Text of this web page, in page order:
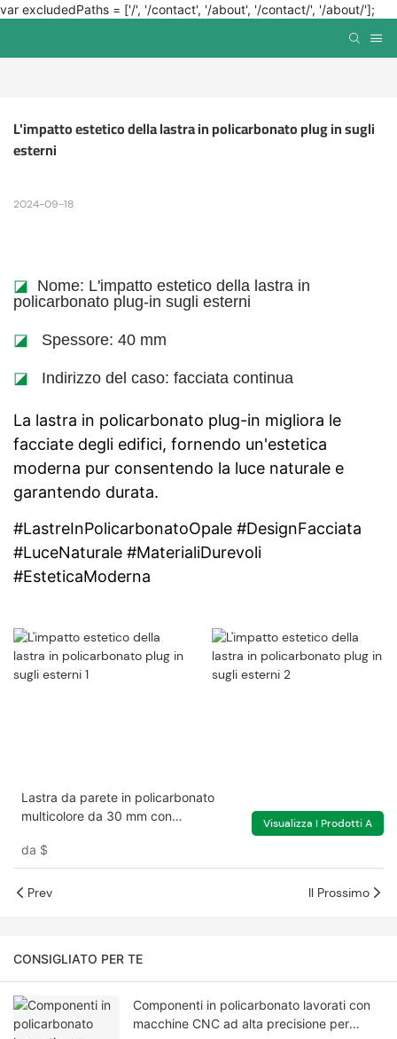
var excludedPaths = ['/', '/contact', '/about', '/contact/', '/about/'];
L'impatto estetico della lastra in policarbonato plug in sugli
esterni
2024-09-18
◪ Nome: L'impatto estetico della lastra in
policarbonato plug-in sugli esterni
◪ Spessore: 40 mm
◪ Indirizzo del caso: facciata continua
La lastra in policarbonato plug-in migliora le
facciate degli edifici, fornendo un'estetica
moderna pur consentendo la luce naturale e
garantendo durata.
#LastreInPolicarbonatoOpale #DesignFacciata
#LuceNaturale #MaterialiDurevoli
#EsteticaModerna
Lastra da parete in policarbonato
multicolore da 30 mm con
facciata
da $
Visualizza I Prodotti A
Prev Il Prossimo
CONSIGLIATO PER TE
Componenti in policarbonato lavorati con
macchine CNC ad alta precisione per